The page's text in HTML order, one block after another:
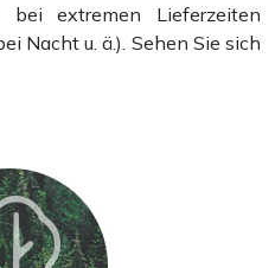
bei extremen Lieferzeiten
Nacht u. ä.). Sehen Sie sich